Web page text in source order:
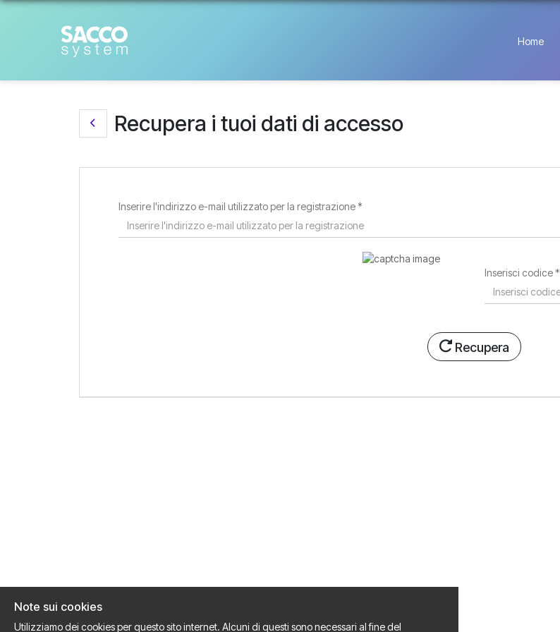
Note sui cookies
Utilizziamo dei cookies per questo sito internet. Alcuni di questi sono necessari al fine del
Home
Recupera i tuoi dati di accesso
Inserire l'indirizzo e-mail utilizzato per la registrazione *
Inserisci codice *
Recupera